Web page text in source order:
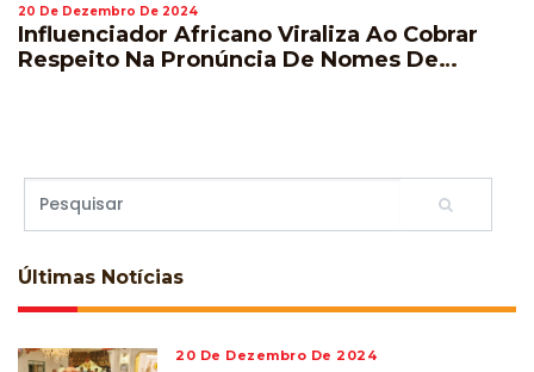
20 De Dezembro De 2024
Influenciador Africano Viraliza Ao Cobrar
Respeito Na Pronúncia De Nomes De
Últimas Notícias
20 De Dezembro De 2024